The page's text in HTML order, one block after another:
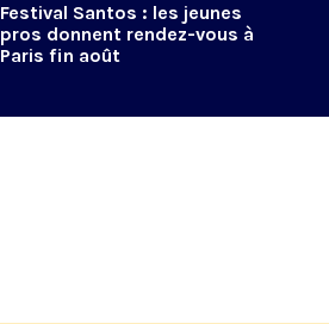
Festival Santos : les jeunes
pros donnent rendez-vous à
Paris fin août